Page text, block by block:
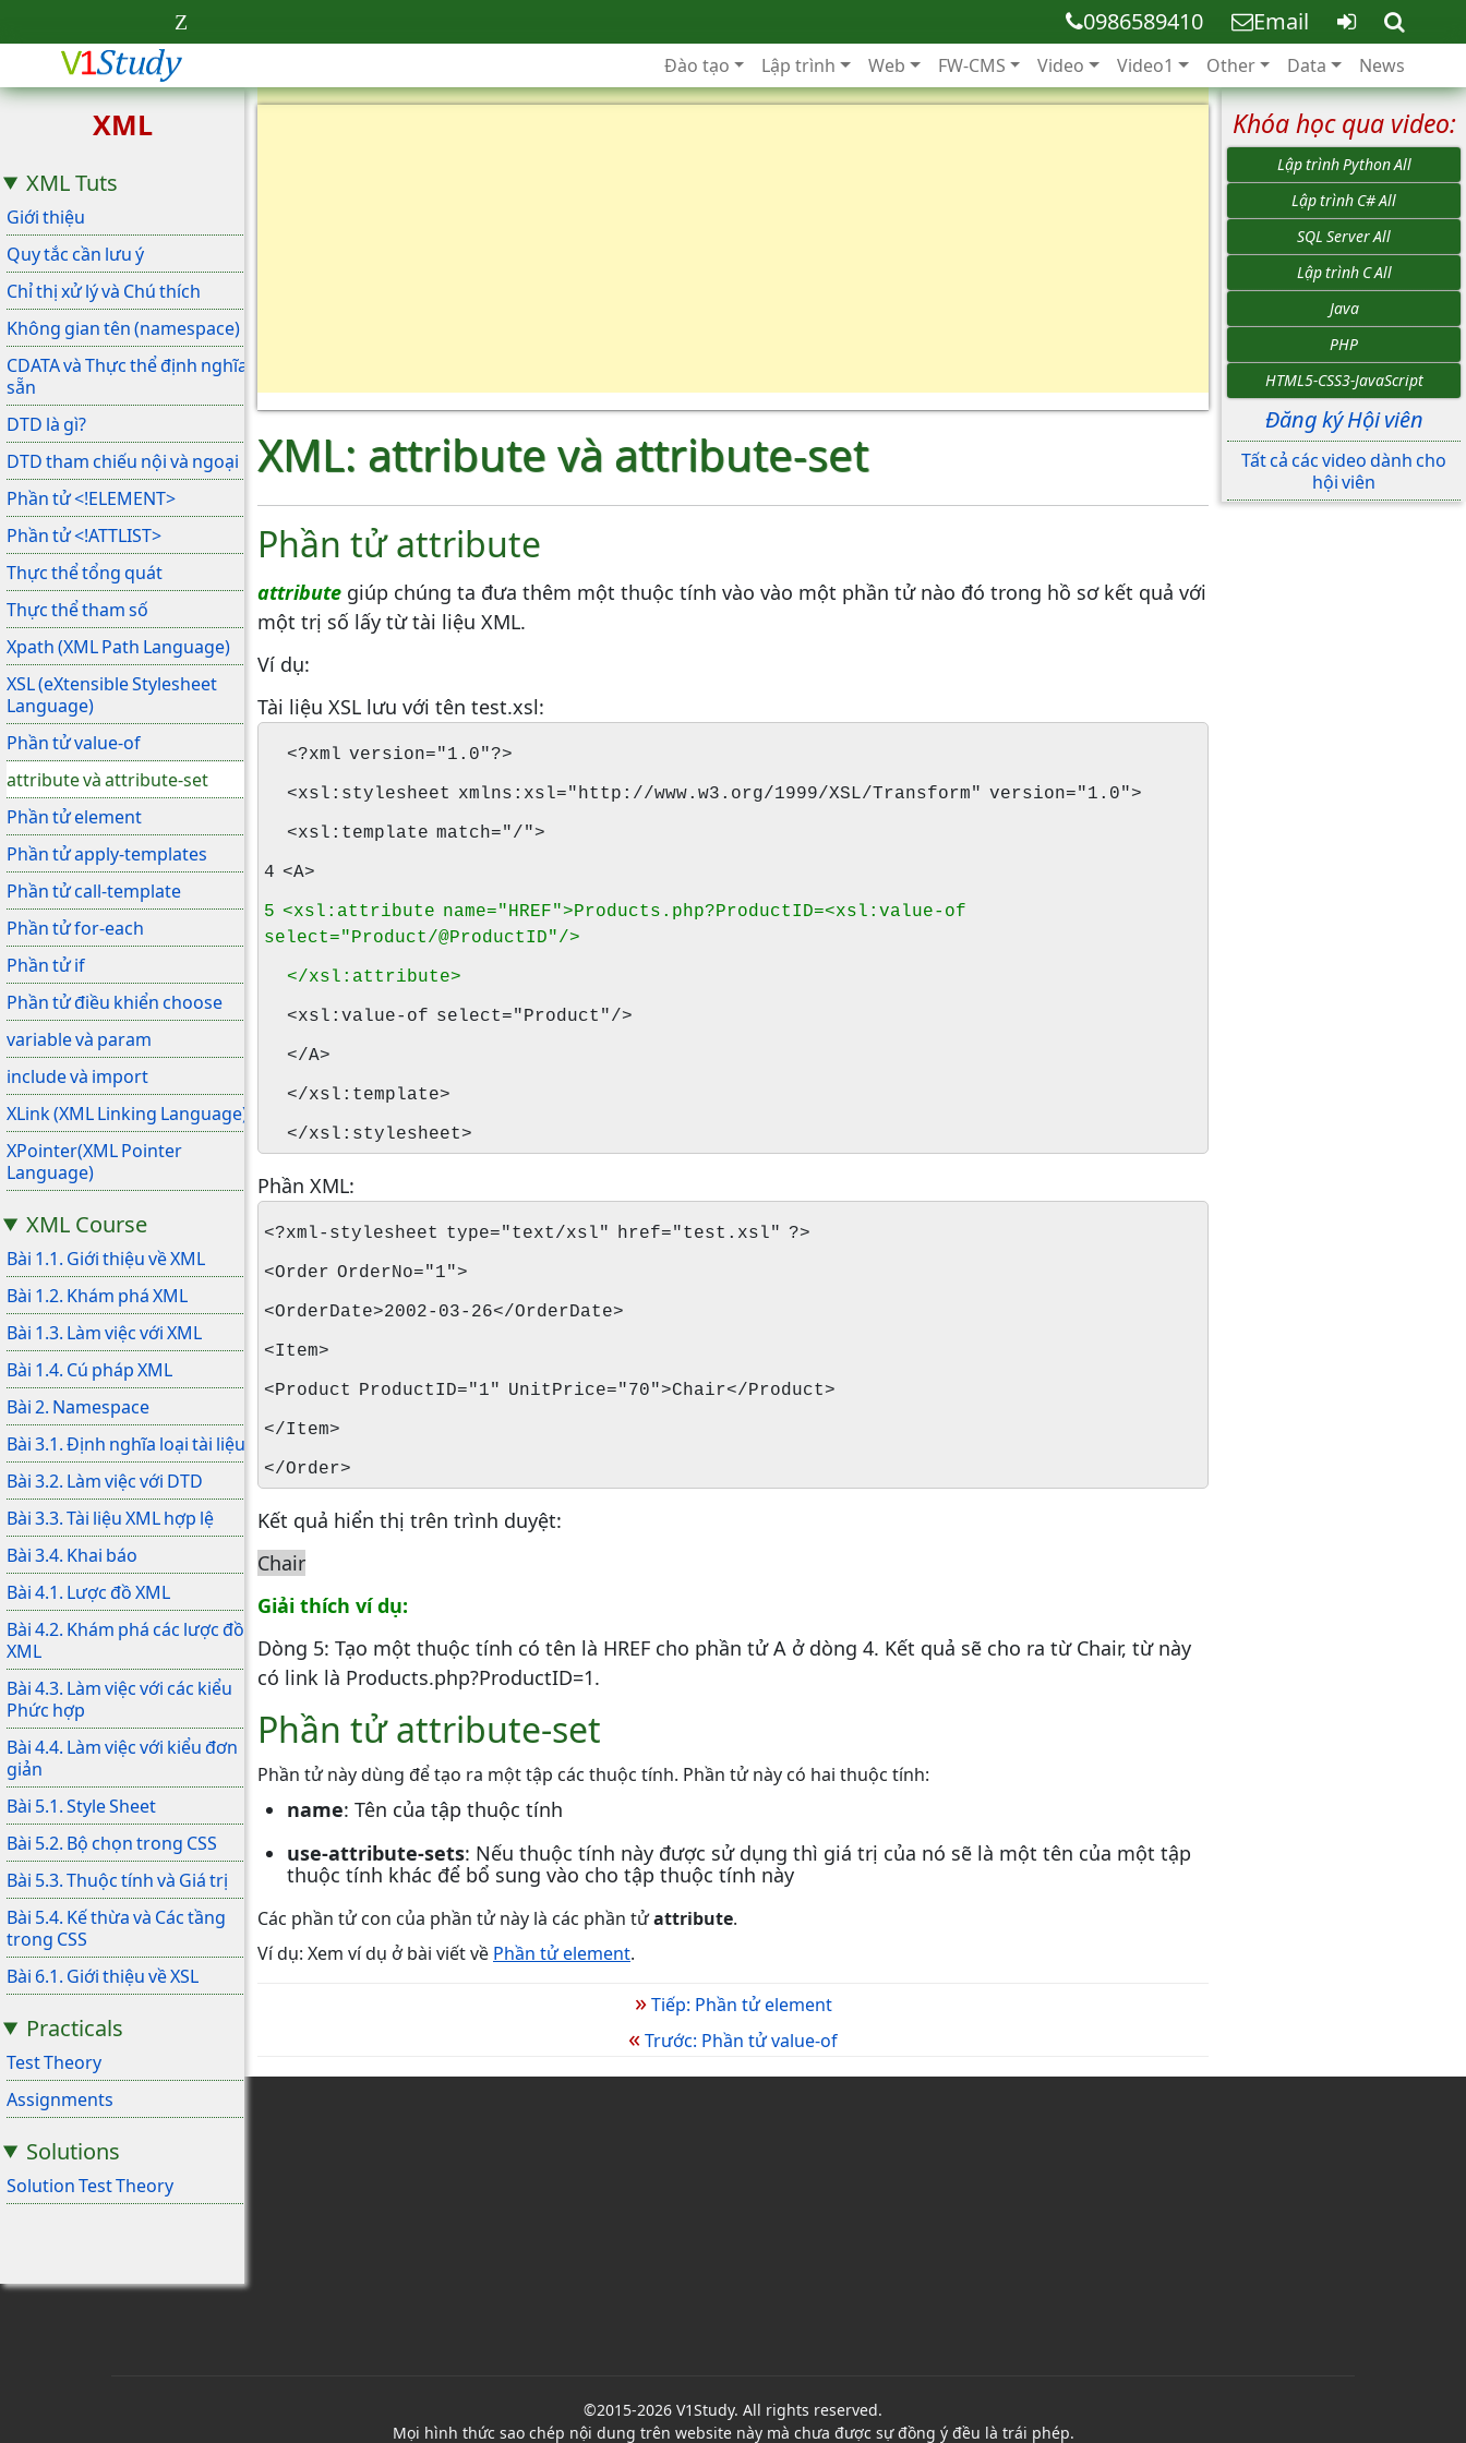
0986589410 Email
Đào tạo Lập trình Web FW-CMS Video Video1 Other Data News
XML
XML Tuts
Giới thiệu
Quy tắc cần lưu ý
Chỉ thị xử lý và Chú thích
Không gian tên (namespace)
CDATA và Thực thể định nghĩa
sẵn
DTD là gì?
DTD tham chiếu nội và ngoại
Phần tử <!ELEMENT>
Phần tử <!ATTLIST>
Thực thể tổng quát
Thực thể tham số
Xpath (XML Path Language)
XSL (eXtensible Stylesheet
Language)
Phần tử value-of
attribute và attribute-set
Phần tử element
Phần tử apply-templates
Phần tử call-template
Phần tử for-each
Phần tử if
Phần tử điều khiển choose
variable và param
include và import
XLink (XML Linking Language)
XPointer(XML Pointer
Language)
XML Course
Bài 1.1. Giới thiệu về XML
Bài 1.2. Khám phá XML
Bài 1.3. Làm việc với XML
Bài 1.4. Cú pháp XML
Bài 2. Namespace
Bài 3.1. Định nghĩa loại tài liệu
Bài 3.2. Làm việc với DTD
Bài 3.3. Tài liệu XML hợp lệ
Bài 3.4. Khai báo
Bài 4.1. Lược đồ XML
Bài 4.2. Khám phá các lược đồ
XML
Bài 4.3. Làm việc với các kiểu
Phức hợp
Bài 4.4. Làm việc với kiểu đơn
giản
Bài 5.1. Style Sheet
Bài 5.2. Bộ chọn trong CSS
Bài 5.3. Thuộc tính và Giá trị
Bài 5.4. Kế thừa và Các tầng
trong CSS
Bài 6.1. Giới thiệu về XSL
Practicals
Test Theory
Assignments
Solutions
Solution Test Theory
XML: attribute và attribute-set
Phần tử attribute
attribute giúp chúng ta đưa thêm một thuộc tính vào vào một phần tử nào đó trong hồ sơ kết quả với
một trị số lấy từ tài liệu XML.
Ví dụ:
Tài liệu XSL lưu với tên test.xsl:
<?xml version="1.0"?>
<xsl:stylesheet xmlns:xsl="http://www.w3.org/1999/XSL/Transform" version="1.0">
<xsl:template match="/">
4 <A>
5 <xsl:attribute name="HREF">Products.php?ProductID=<xsl:value-of
select="Product/@ProductID"/>
</xsl:attribute>
<xsl:value-of select="Product"/>
</A>
</xsl:template>
</xsl:stylesheet>
Phần XML:
<?xml-stylesheet type="text/xsl" href="test.xsl" ?>
<Order OrderNo="1">
<OrderDate>2002-03-26</OrderDate>
<Item>
<Product ProductID="1" UnitPrice="70">Chair</Product>
</Item>
</Order>
Kết quả hiển thị trên trình duyệt:
Chair
Giải thích ví dụ:
Dòng 5: Tạo một thuộc tính có tên là HREF cho phần tử A ở dòng 4. Kết quả sẽ cho ra từ Chair, từ này
có link là Products.php?ProductID=1.
Phần tử attribute-set
Phần tử này dùng để tạo ra một tập các thuộc tính. Phần tử này có hai thuộc tính:
name: Tên của tập thuộc tính
use-attribute-sets: Nếu thuộc tính này được sử dụng thì giá trị của nó sẽ là một tên của một tập
thuộc tính khác để bổ sung vào cho tập thuộc tính này
Các phần tử con của phần tử này là các phần tửattribute.
Ví dụ: Xem ví dụ ở bài viết về Phần tử element.
»Tiếp: Phần tử element
«Trước: Phần tử value-of
Khóa học qua video:
Lập trình Python All
Lập trình C# All
SQL Server All
Lập trình C All
Java
PHP
HTML5-CSS3-JavaScript
Đăng ký Hội viên
Tất cả các video dành cho
hội viên
©2015-2026 V1Study. All rights reserved.
Mọi hình thức sao chép nội dung trên website này mà chưa được sự đồng ý đều là trái phép.